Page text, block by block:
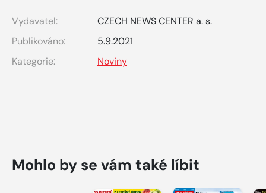
Vydavatel:
CZECH NEWS CENTER a. s.
Publikováno:
5.9.2021
Kategorie:
Noviny
Mohlo by se vám také líbit